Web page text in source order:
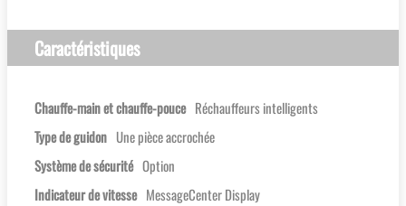
Caractéristiques
Chauffe-main et chauffe-pouce Réchauffeurs intelligents
Type de guidon Une pièce accrochée
Système de sécurité Option
Indicateur de vitesse MessageCenter Display